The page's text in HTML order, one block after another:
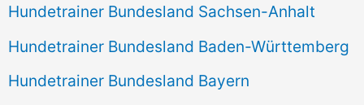
Hundetrainer Bundesland Sachsen-Anhalt
Hundetrainer Bundesland Baden-Württemberg
Hundetrainer Bundesland Bayern